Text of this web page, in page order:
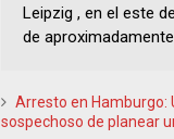
Leipzig , en el este
de
Arresto en Hamburgo:
sospechoso de planear